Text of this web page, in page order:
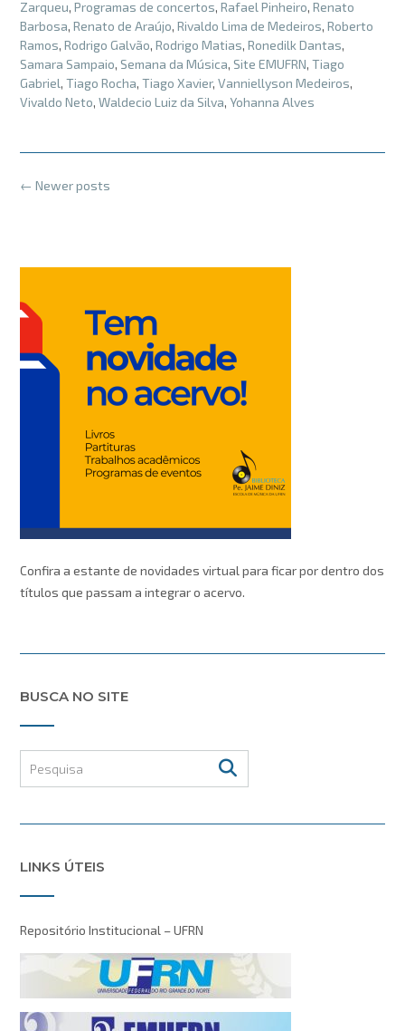
Zarqueu, Programas de concertos, Rafael Pinheiro, Renato
Barbosa, Renato de Araújo, Rivaldo Lima de Medeiros, Roberto
Ramos, Rodrigo Galvão, Rodrigo Matias, Ronedilk Dantas,
Samara Sampaio, Semana da Música, Site EMUFRN, Tiago
Gabriel, Tiago Rocha, Tiago Xavier, Vanniellyson Medeiros,
Vivaldo Neto, Waldecio Luiz da Silva, Yohanna Alves
Posts
← Newer posts
Confira a estante de novidades virtual para ficar por dentro dos
títulos que passam a integrar o acervo.
BUSCA NO SITE
LINKS ÚTEIS
Repositório Institucional – UFRN